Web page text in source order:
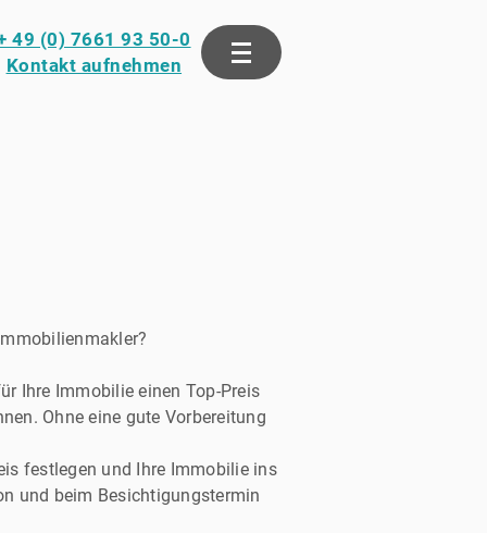
49 (0) 7661 93 50-0
Kontakt aufnehmen
Ihre Immobilie einen Top-Preis
Ohne eine gute Vorbereitung
festlegen und Ihre Immobilie ins
und beim Besichtigungstermin